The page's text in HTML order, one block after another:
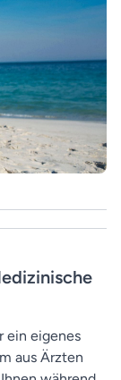
ein eigenes
aus Ärzten